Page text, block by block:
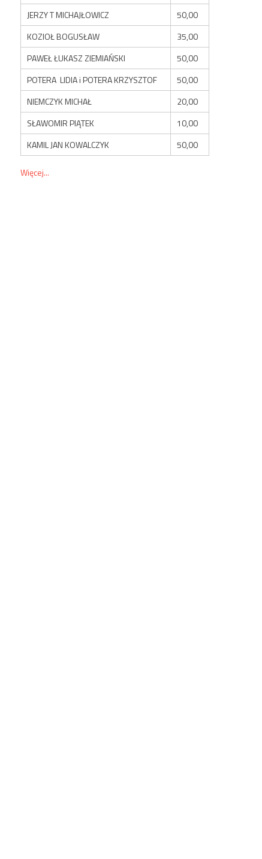
JERZY T MICHAJŁOWICZ
50,00
KOZIOŁ BOGUSŁAW
35,00
PAWEŁ ŁUKASZ ZIEMIAŃSKI
50,00
POTERA LIDIA i POTERA KRZYSZTOF
50,00
NIEMCZYK MICHAŁ
20,00
SŁAWOMIR PIĄTEK
10,00
KAMIL JAN KOWALCZYK
50,00
Więcej...